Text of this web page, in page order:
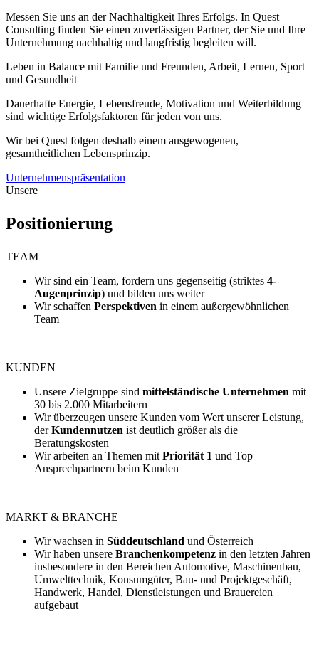
Messen Sie uns an der Nachhaltigkeit Ihres Erfolgs. In Quest
Consulting finden Sie einen zuverlässigen Partner, der Sie und Ihre
Unternehmung nachhaltig und langfristig begleiten will.
Leben in Balance mit Familie und Freunden, Arbeit, Lernen, Sport
und Gesundheit
Dauerhafte Energie, Lebensfreude, Motivation und Weiterbildung
sind wichtige Erfolgsfaktoren für jeden von uns.
Wir bei Quest folgen deshalb einem ausgewogenen,
gesamtheitlichen Lebensprinzip.
Unternehmenspräsentation
Unsere
Positionierung
TEAM
Wir sind ein Team, fordern uns gegenseitig (striktes 4-
Augenprinzip) und bilden uns weiter
Wir schaffen Perspektiven in einem außergewöhnlichen
Team
KUNDEN
Unsere Zielgruppe sind mittelständische Unternehmen mit
30 bis 2.000 Mitarbeitern
Wir überzeugen unsere Kunden vom Wert unserer Leistung,
derKundennutzen ist deutlich größer als die
Beratungskosten
Wir arbeiten an Themen mit Priorität 1 und Top
Ansprechpartnern beim Kunden
MARKT & BRANCHE
Wir wachsen in Süddeutschland und Österreich
Wir haben unsere Branchenkompetenz in den letzten Jahren
insbesondere in den Bereichen Automotive, Maschinenbau,
Umwelttechnik, Konsumgüter, Bau- und Projektgeschäft,
Handwerk, Handel, Dienstleistungen und Brauereien
aufgebaut